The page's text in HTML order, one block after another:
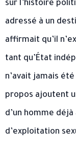
sur l’histoire
adressé à un
affirmait qu’il
tant qu’État
n’avait jamais
propos ajoutent
d’un homme
d’exploitation